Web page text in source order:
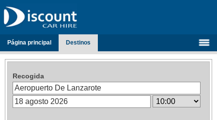
Página principal Destinos
Recogida